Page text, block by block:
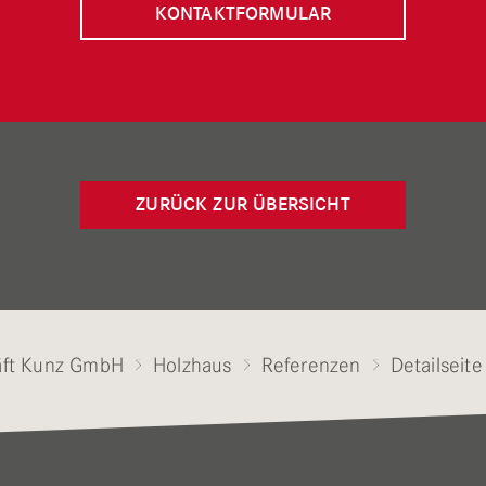
KONTAKTFORMULAR
ZURÜCK ZUR ÜBERSICHT
Kunz GmbH Holzhaus Referenzen